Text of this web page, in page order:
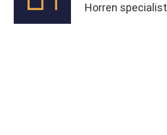
Horren specialist